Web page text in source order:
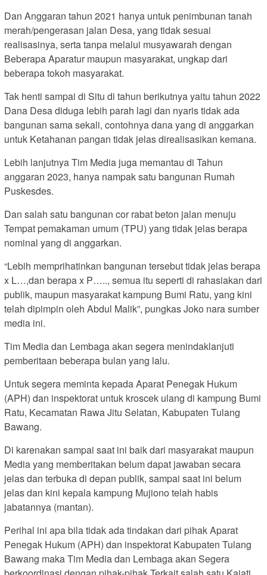
Dan Anggaran tahun 2021 hanya untuk penimbunan tanah
merah/pengerasan jalan Desa, yang tidak sesuai
realisasinya, serta tanpa melalui musyawarah dengan
Beberapa Aparatur maupun masyarakat, ungkap dari
beberapa tokoh masyarakat.
Tak henti sampai di Situ di tahun berikutnya yaitu tahun 2022
Dana Desa diduga lebih parah lagi dan nyaris tidak ada
bangunan sama sekali, contohnya dana yang di anggarkan
untuk Ketahanan pangan tidak jelas direalisasikan kemana.
Lebih lanjutnya Tim Media juga memantau di Tahun
anggaran 2023, hanya nampak satu bangunan Rumah
Puskesdes.
Dan salah satu bangunan cor rabat beton jalan menuju
Tempat pemakaman umum (TPU) yang tidak jelas berapa
nominal yang di anggarkan.
“Lebih memprihatinkan bangunan tersebut tidak jelas berapa
x L…,dan berapa x P….., semua itu seperti di rahasiakan dari
publik, maupun masyarakat kampung Bumi Ratu, yang kini
telah dipimpin oleh Abdul Malik”, pungkas Joko nara sumber
media ini.
Tim Media dan Lembaga akan segera menindaklanjuti
pemberitaan beberapa bulan yang lalu.
Untuk segera meminta kepada Aparat Penegak Hukum
(APH) dan inspektorat untuk kroscek ulang di kampung Bumi
Ratu, Kecamatan Rawa Jitu Selatan, Kabupaten Tulang
Bawang.
Di karenakan sampai saat ini baik dari masyarakat maupun
Media yang memberitakan belum dapat jawaban secara
jelas dan terbuka di depan publik, sampai saat ini belum
jelas dan kini kepala kampung Mujiono telah habis
jabatannya (mantan).
Perihal ini apa bila tidak ada tindakan dari pihak Aparat
Penegak Hukum (APH) dan inspektorat Kabupaten Tulang
Bawang maka Tim Media dan Lembaga akan Segera